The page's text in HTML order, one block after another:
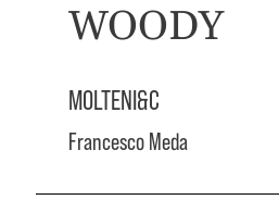
WOODY
MOLTENI&C
Francesco Meda